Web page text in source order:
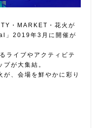
・MARKET・花火が
2019年3月に開催が
ライブやアクティビテ
が大集結。
、会場を鮮やかに彩り